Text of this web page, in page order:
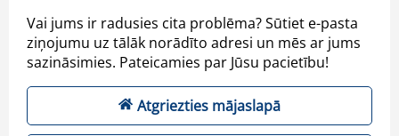
Vai jums ir radusies cita problēma? Sūtiet e-pasta
ziņojumu uz tālāk norādīto adresi un mēs ar jums
sazināsimies. Pateicamies par Jūsu pacietību!
Atgriezties mājaslapā